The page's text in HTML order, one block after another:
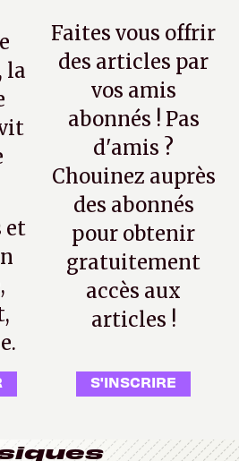
la
et
Faites vous offrir
des articles par
vos amis
abonnés ! Pas
d'amis ?
Chouinez auprès
des abonnés
pour obtenir
gratuitement
accès aux
articles !
S'INSCRIRE